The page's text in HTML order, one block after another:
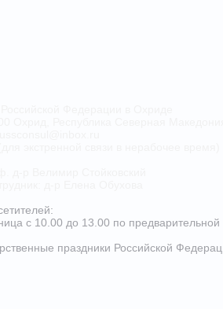
с 10.00 до 13.00 по предварительной
праздники Российской